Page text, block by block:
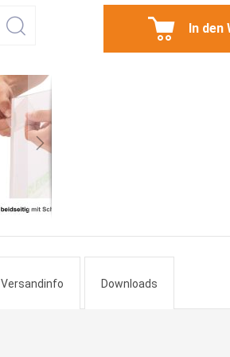
In den
Versandinfo Downloads